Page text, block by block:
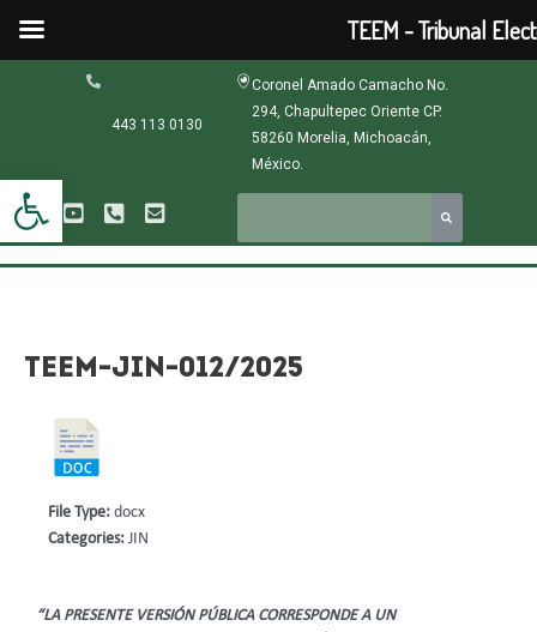
Abrir barra de herramientas
contenido
443 113 0130
Coronel Amado Camacho No.
294, Chapultepec Oriente CP.
58260 Morelia, Michoacán,
México.
TEEM-JIN-012/2025
“LA PRESENTE VERSIÓN PÚBLICA CORRESPONDE A UN
File Type: docx
Categories: JIN
TEEM - Tribunal